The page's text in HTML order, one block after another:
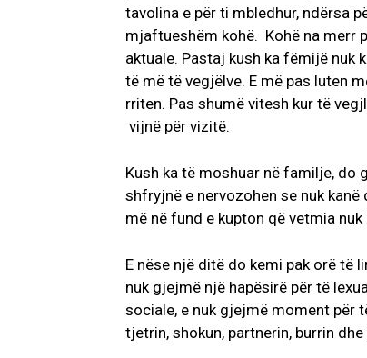
tavolina e për ti mbledhur, ndërsa
mjaftueshëm kohë. Kohë na merr
aktuale. Pastaj kush ka fëmijë nuk
të më të vegjëlve. E më pas luten
rriten. Pas shumë vitesh kur të
vijnë për vizitë.
Kush ka të moshuar në familje, do
shfryjnë e nervozohen se nuk
më në fund e kupton që vetmia nuk
E nëse një ditë do kemi pak orë të
nuk gjejmë një hapësirë për të
sociale, e nuk gjejmë moment për
tjetrin, shokun, partnerin, burrin